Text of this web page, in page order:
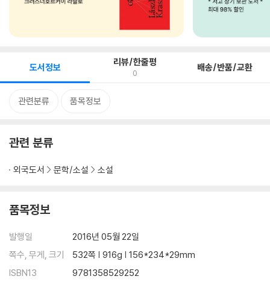
도서정보 리뷰/한줄평
0 배송/반품/교환
관련분류 품목정보
관련 분류
외국도서 문학/소설 소설
품목정보
발행일
2016년 05월 22일
쪽수, 무게, 크기
532쪽 | 916g | 156*234*29mm
ISBN13
9781358529252